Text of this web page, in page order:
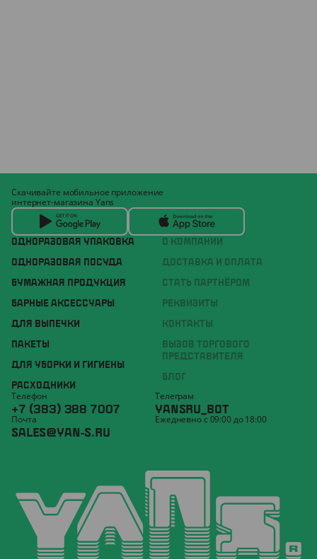
ОДНОРАЗОВАЯ УПАКОВКА
ОДНОРАЗОВАЯ ПОСУДА
БУМАЖНАЯ ПРОДУКЦИЯ
БАРНЫЕ АКСЕССУАРЫ
ДЛЯ ВЫПЕЧКИ
ПАКЕТЫ
ДЛЯ УБОРКИ И ГИГИЕНЫ
РАСХОДНИКИ
О КОМПАНИИ
ДОСТАВКА И ОПЛАТА
СТАТЬ ПАРТНЁРОМ
РЕКВИЗИТЫ
КОНТАКТЫ
ВЫЗОВ ТОРГОВОГО
ПРЕДСТАВИТЕЛЯ
БЛОГ
Скачивайте мобильное приложение
интернет-магазина Yans
Телефон
+7 (383) 388 7007
Телеграм
YANSRU_BOT
Почта
SALES@YAN-S.RU
Ежедневно с 09:00 до 18:00